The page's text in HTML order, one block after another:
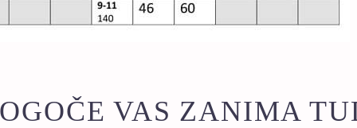
VAS ZANIMA